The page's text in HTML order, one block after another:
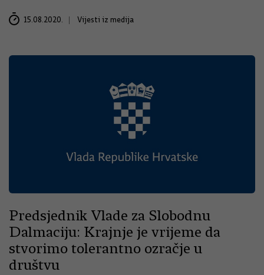
15.08.2020. Vijesti iz medija
Predsjednik Vlade za Slobodnu
Dalmaciju: Krajnje je vrijeme da
stvorimo tolerantno ozračje u
društvu